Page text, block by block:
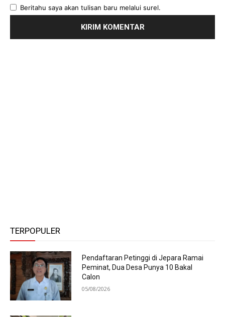
Beritahu saya akan tulisan baru melalui surel.
TERPOPULER
Pendaftaran Petinggi di Jepara Ramai
Peminat, Dua Desa Punya 10 Bakal
Calon
05/08/2026